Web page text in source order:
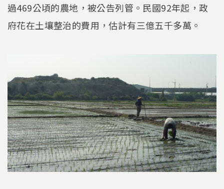
過469公頃的農地，被公告列管。民國92年起，政
府花在土壤整治的費用，估計有三億五千多萬。